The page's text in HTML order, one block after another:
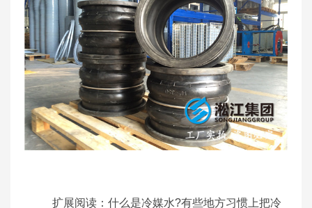
扩展阅读：什么是冷媒水?有些地方习惯上把冷